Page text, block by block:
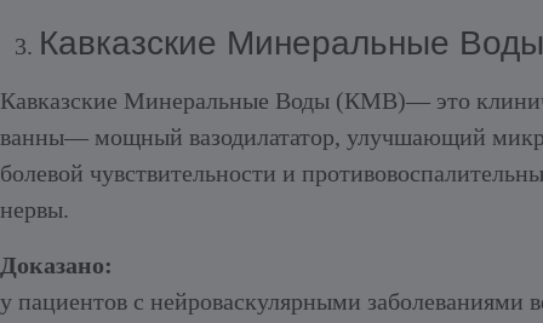
Кавказские Минеральные
Кавказские Минеральные Воды (КМВ)— это
ванны— мощный вазодилататор, улучшающий
болевой чувствительности и
нервы.
Доказано:
у пациентов с нейроваскулярными